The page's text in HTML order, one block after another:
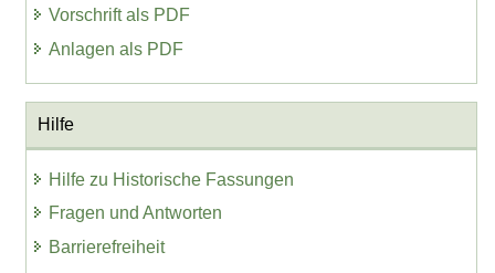
Vorschrift als PDF
Anlagen als PDF
Hilfe
Hilfe zu Historische Fassungen
Fragen und Antworten
Barrierefreiheit